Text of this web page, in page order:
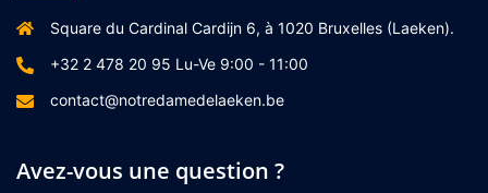
Square du Cardinal Cardijn 6, à 1020 Bruxelles (Laeken).
+32 2 478 20 95 Lu-Ve 9:00 - 11:00
contact@notredamedelaeken.be
Avez-vous une question ?